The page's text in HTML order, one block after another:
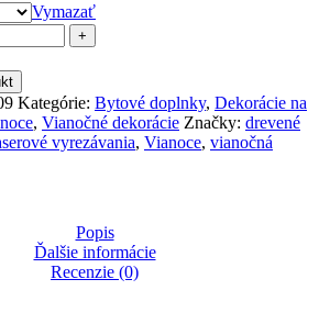
Vymazať
Kategórie: Bytové doplnky, Dekorácie na
, Vianočné dekorácie Značky: drevené
vyrezávania, Vianoce, vianočná
Popis
Ďalšie informácie
Recenzie (0)